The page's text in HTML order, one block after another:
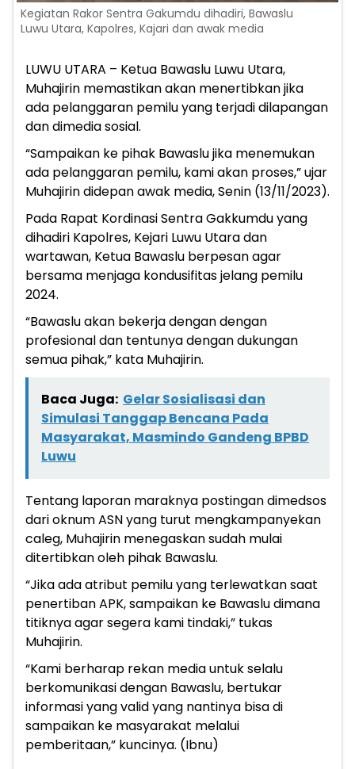
Kegiatan Rakor Sentra Gakumdu dihadiri, Bawaslu
Luwu Utara, Kapolres, Kajari dan awak media
LUWU UTARA – Ketua Bawaslu Luwu Utara,
Muhajirin memastikan akan menertibkan jika
ada pelanggaran pemilu yang terjadi dilapangan
dan dimedia sosial.
“Sampaikan ke pihak Bawaslu jika menemukan
ada pelanggaran pemilu, kami akan proses,” ujar
Muhajirin didepan awak media, Senin (13/11/2023).
Pada Rapat Kordinasi Sentra Gakkumdu yang
dihadiri Kapolres, Kejari Luwu Utara dan
wartawan, Ketua Bawaslu berpesan agar
bersama menjaga kondusifitas jelang pemilu
2024.
“Bawaslu akan bekerja dengan dengan
profesional dan tentunya dengan dukungan
semua pihak,” kata Muhajirin.
Baca Juga: Gelar Sosialisasi dan
Simulasi Tanggap Bencana Pada
Masyarakat, Masmindo Gandeng BPBD
Luwu
Tentang laporan maraknya postingan dimedsos
dari oknum ASN yang turut mengkampanyekan
caleg, Muhajirin menegaskan sudah mulai
ditertibkan oleh pihak Bawaslu.
“Jika ada atribut pemilu yang terlewatkan saat
penertiban APK, sampaikan ke Bawaslu dimana
titiknya agar segera kami tindaki,” tukas
Muhajirin.
“Kami berharap rekan media untuk selalu
berkomunikasi dengan Bawaslu, bertukar
informasi yang valid yang nantinya bisa di
sampaikan ke masyarakat melalui
pemberitaan,” kuncinya. (Ibnu)